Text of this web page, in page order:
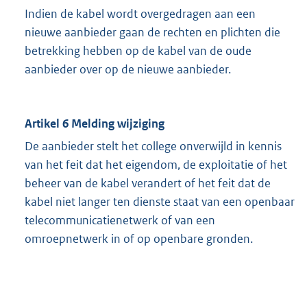
Indien de kabel wordt overgedragen aan een
nieuwe aanbieder gaan de rechten en plichten die
betrekking hebben op de kabel van de oude
aanbieder over op de nieuwe aanbieder.
Artikel 6 Melding wijziging
De aanbieder stelt het college onverwijld in kennis
van het feit dat het eigendom, de exploitatie of het
beheer van de kabel verandert of het feit dat de
kabel niet langer ten dienste staat van een openbaar
telecommunicatienetwerk of van een
omroepnetwerk in of op openbare gronden.